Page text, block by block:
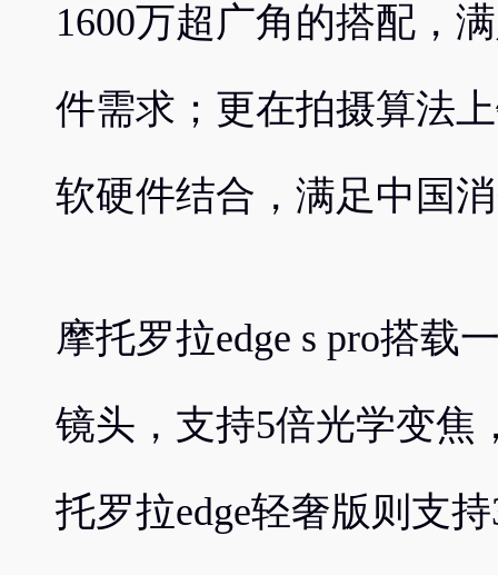
1600万超广角的搭配，
件需求；更在拍摄算法
软硬件结合，满足中国
摩托罗拉edge s pro搭载
镜头，支持5倍光学变焦
托罗拉edge轻奢版则支